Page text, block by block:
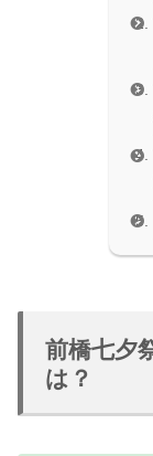
前橋七夕
は？